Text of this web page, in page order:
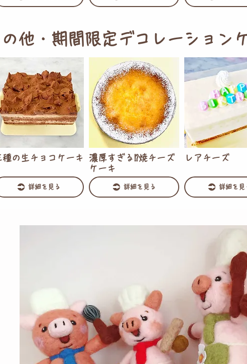
の他・期間限定デコレーション
種の生チョコケーキ
詳細を見る
濃厚すぎる⁉焼チーズ
ケーキ
詳細を見る
レアチーズ
詳細を見